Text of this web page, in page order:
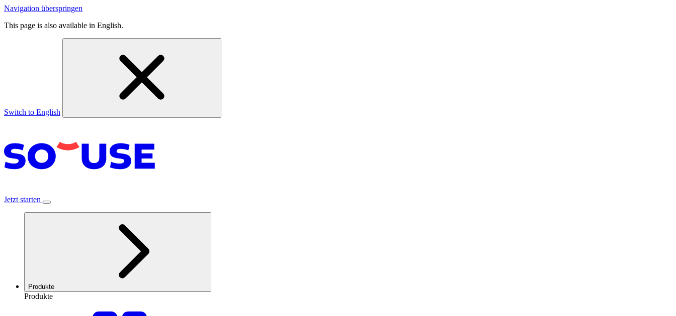
Navigation überspringen
This page is also available in English.
Switch to English
Jetzt starten
Produkte
Produkte